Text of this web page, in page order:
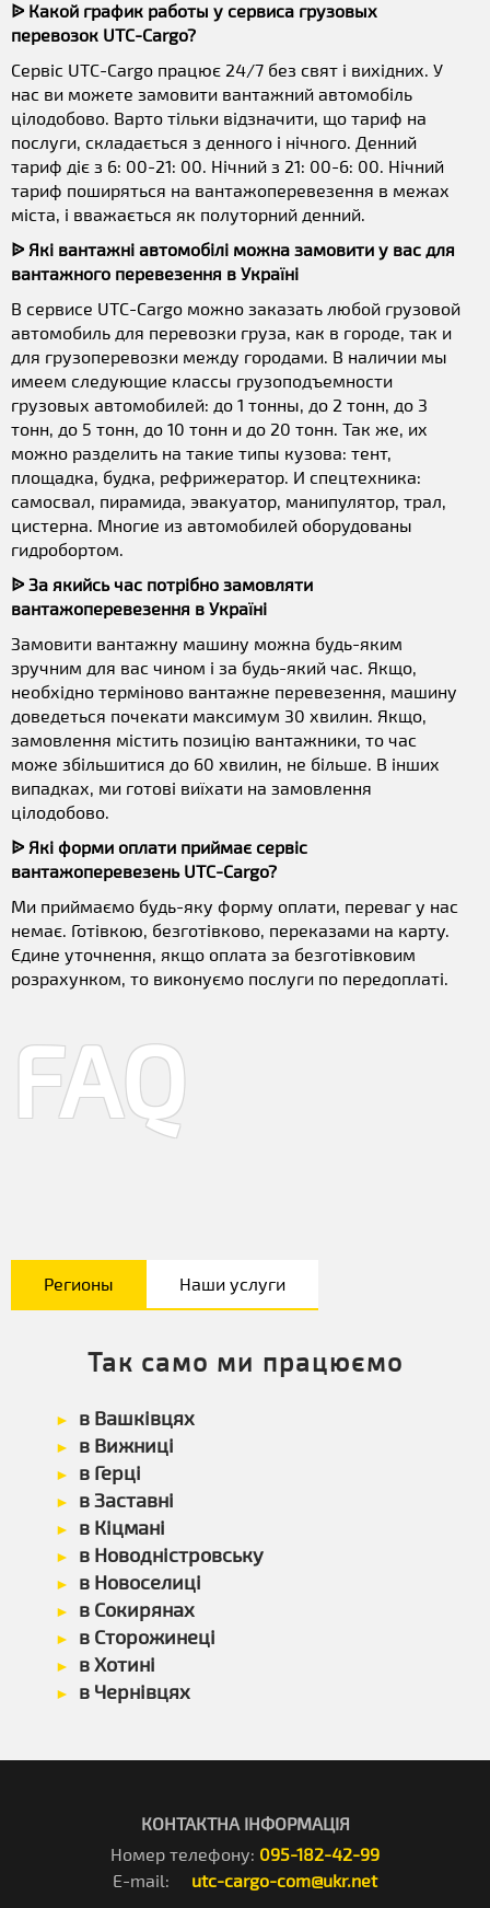
ᐉ Какой график работы у сервиса грузовых
перевозок UTC-Cargo?
Сервіс UTC-Cargo працює 24/7 без свят і вихідних. У
нас ви можете замовити вантажний автомобіль
цілодобово. Варто тільки відзначити, що тариф на
послуги, складається з денного і нічного. Денний
тариф діє з 6: 00-21: 00. Нічний з 21: 00-6: 00. Нічний
тариф поширяться на вантажоперевезення в межах
міста, і вважається як полуторний денний.
ᐉ Які вантажні автомобілі можна замовити у вас для
вантажного перевезення в Україні
В сервисе UTC-Cargo можно заказать любой грузовой
автомобиль для перевозки груза, как в городе, так и
для грузоперевозки между городами. В наличии мы
имеем следующие классы грузоподъемности
грузовых автомобилей: до 1 тонны, до 2 тонн, до 3
тонн, до 5 тонн, до 10 тонн и до 20 тонн. Так же, их
можно разделить на такие типы кузова: тент,
площадка, будка, рефрижератор. И спецтехника:
самосвал, пирамида, эвакуатор, манипулятор, трал,
цистерна. Многие из автомобилей оборудованы
гидробортом.
ᐉ За якийсь час потрібно замовляти
вантажоперевезення в Україні
Замовити вантажну машину можна будь-яким
зручним для вас чином і за будь-який час. Якщо,
необхідно терміново вантажне перевезення, машину
доведеться почекати максимум 30 хвилин. Якщо,
замовлення містить позицію вантажники, то час
може збільшитися до 60 хвилин, не більше. В інших
випадках, ми готові виїхати на замовлення
цілодобово.
ᐉ Які форми оплати приймає сервіс
вантажоперевезень UTC-Cargo?
Ми приймаємо будь-яку форму оплати, переваг у нас
немає. Готівкою, безготівково, переказами на карту.
Єдине уточнення, якщо оплата за безготівковим
розрахунком, то виконуємо послуги по передоплаті.
FAQ
Регионы Наши услуги
Так само ми працюємо
в Вашківцях
в Вижниці
в Герці
в Заставні
в Кіцмані
в Новодністровську
в Новоселиці
в Сокирянах
в Сторожинеці
в Хотині
в Чернівцях
КОНТАКТНА ІНФОРМАЦІЯ
Номер телефону: 095-182-42-99
E-mail: utc-cargo-com@ukr.net